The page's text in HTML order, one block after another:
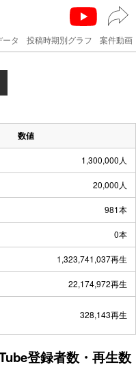
タ 投稿時期別グラフ 案件動画
数値
1,300,000人
20,000人
981本
0本
1,323,741,037再生
22,174,972再生
328,143再生
登録者数・再生数